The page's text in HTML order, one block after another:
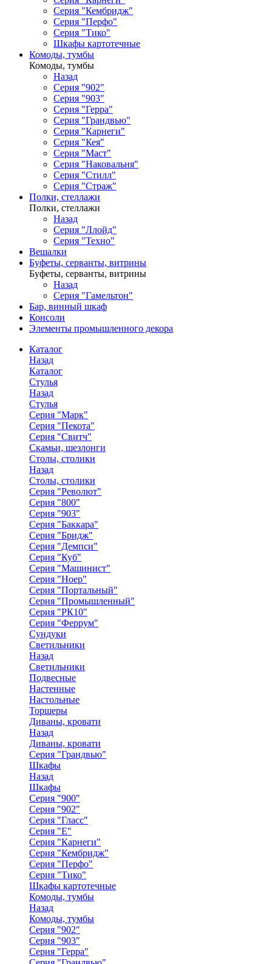
Серия "Кембридж"
Серия "Перфо"
Серия "Тико"
Шкафы картотечные
Комоды, тумбы
Комоды, тумбы
Назад
Серия "902"
Серия "903"
Серия "Герра"
Серия "Грандвью"
Серия "Карнеги"
Серия "Кея"
Серия "Маст"
Серия "Наковальня"
Серия "Стилл"
Серия "Страж"
Полки, стеллажи
Полки, стеллажи
Назад
Серия "Ллойд"
Серия "Техно"
Вешалки
Буфеты, серванты, витрины
Буфеты, серванты, витрины
Назад
Серия "Гамельтон"
Бар, винный шкаф
Консоли
Элементы промышленного декора
Каталог
Назад
Каталог
Стулья
Назад
Стулья
Серия "Марк"
Серия "Пекота"
Серия "Свитч"
Скамьи, шезлонги
Столы, столики
Назад
Столы, столики
Серия "Револют"
Серия "800"
Серия "903"
Серия "Баккара"
Серия "Бридж"
Серия "Демпси"
Серия "Куб"
Серия "Машинист"
Серия "Ноер"
Серия "Портальный"
Серия "Промышленный"
Серия "РК10"
Серия "Феррум"
Сундуки
Светильники
Назад
Светильники
Подвесные
Настенные
Настольные
Торшеры
Диваны, кровати
Назад
Диваны, кровати
Серия "Грандвью"
Шкафы
Назад
Шкафы
Серия "900"
Серия "902"
Серия "Гласс"
Серия "Е"
Серия "Карнеги"
Серия "Кембридж"
Серия "Перфо"
Серия "Тико"
Шкафы картотечные
Комоды, тумбы
Назад
Комоды, тумбы
Серия "902"
Серия "903"
Серия "Герра"